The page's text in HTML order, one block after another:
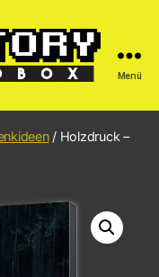
Menü
/ Holzdruck –